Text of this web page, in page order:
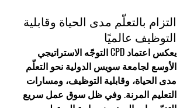
التزام بالتعلّم مدى الحياة وقابلية
التوظيف عالميًا
يعكس اعتماد CPD التوجّه الاستراتيجي
الأوسع لجامعة سويس الدولية نحو التعلّم
مدى الحياة، وقابلية التوظيف، ومسارات
التعليم المرنة. وفي ظل سوق عمل سريع